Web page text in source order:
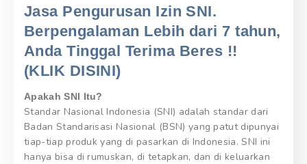
Jasa Pengurusan Izin SNI.
Berpengalaman Lebih dari 7 tahun,
Anda Tinggal Terima Beres !!
(KLIK DISINI)
Apakah SNI Itu?
Standar Nasional Indonesia (SNI) adalah standar dari
Badan Standarisasi Nasional (BSN) yang patut dipunyai
tiap-tiap produk yang di pasarkan di Indonesia. SNI ini
hanya bisa di rumuskan, di tetapkan, dan di keluarkan